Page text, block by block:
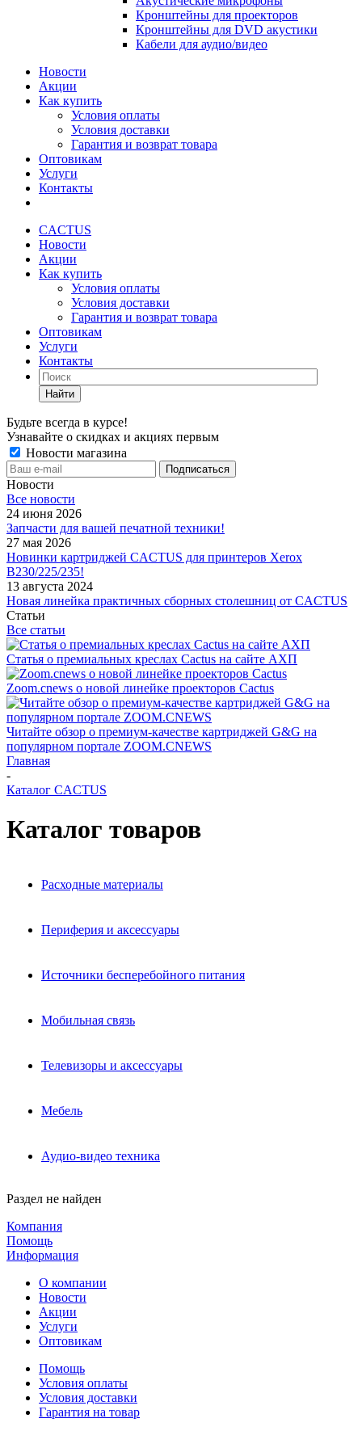
Кронштейны для проекторов
Кронштейны для DVD акустики
Кабели для аудио/видео
Новости
Акции
Как купить
Условия оплаты
Условия доставки
Гарантия и возврат товара
Оптовикам
Услуги
Контакты
CACTUS
Новости
Акции
Как купить
Условия оплаты
Условия доставки
Гарантия и возврат товара
Оптовикам
Услуги
Контакты
Найти
Будьте всегда в курсе!
Узнавайте о скидках и акциях первым
Новости магазина
Новости
Все новости
24 июня 2026
Запчасти для вашей печатной техники!
27 мая 2026
Новинки картриджей CACTUS для принтеров Xerox
B230/225/235!
13 августа 2024
Новая линейка практичных сборных столешниц от CACTUS
Статьи
Все статьи
Статья о премиальных креслах Cactus на сайте АХП
Zoom.cnews о новой линейке проекторов Cactus
Читайте обзор о премиум-качестве картриджей G&G на
популярном портале ZOOM.CNEWS
Главная
-
Каталог CACTUS
Каталог товаров
Расходные материалы
Периферия и аксессуары
Источники бесперебойного питания
Мобильная связь
Телевизоры и аксессуары
Мебель
Аудио-видео техника
Раздел не найден
Компания
Помощь
Информация
О компании
Новости
Акции
Услуги
Оптовикам
Помощь
Условия оплаты
Условия доставки
Гарантия на товар